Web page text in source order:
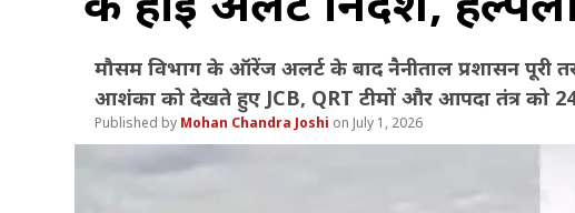
मौसम विभाग के ऑरेंज अलर्ट के बाद नैनीताल प्रशासन पूरी
आशंका को देखते हुए JCB, QRT टीमों और आपदा तंत्र को
Mohan Chandra Joshi July 1, 2026